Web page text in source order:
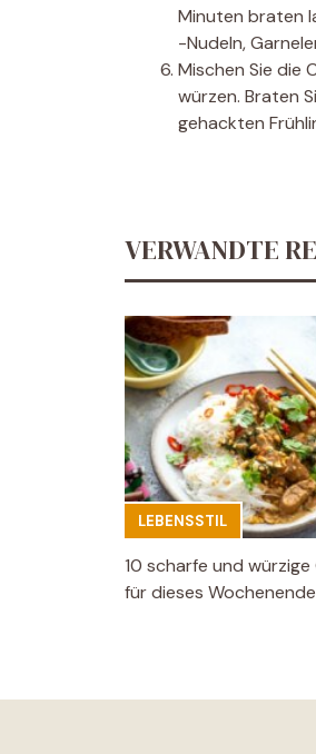
Minuten braten
-Nudeln,
Mischen Sie die
würzen. Braten
gehackten
VERWANDTE
LEBENSSTIL
10 scharfe und
für dieses Wochenende